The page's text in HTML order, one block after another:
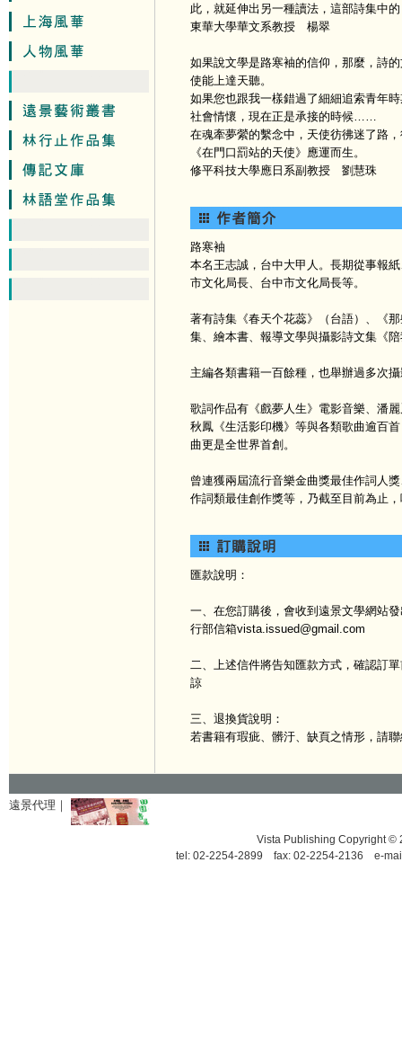
此，就延伸出另一種讀法，這部詩集中
東華大學華文系教授 楊翠
如果說文學是路寒袖的信仰，那麼，詩
使能上達天聽。
如果您也跟我一樣錯過了細細追索青年
社會情懷，現在正是承接的時候……
在魂牽夢縈的繫念中，天使彷彿迷了路
《在門口罰站的天使》應運而生。
修平科技大學應日系副教授 劉慧珠
路寒袖
本名王志誠，台中大甲人。長期從事報
市文化局長、台中市文化局長等。
著有詩集《春天个花蕊》（台語）、《
集、繪本書、報導文學與攝影詩文集《
主編各類書籍一百餘種，也舉辦過多次
歌詞作品有《戲夢人生》電影音樂、潘
秋鳳《生活影印機》等與各類歌曲逾百
曲更是全世界首創。
曾連獲兩屆流行音樂金曲獎最佳作詞人
作詞類最佳創作獎等，乃截至目前為止
匯款說明：
一、在您訂購後，會收到遠景文學網站
行部信箱vista.issued@gmail.com
二、上述信件將告知匯款方式，確認訂
諒
三、退換貨說明：
若書籍有瑕疵、髒汙、缺頁之情形，請
遠景代理｜
Vista Publishing Copyright ©
tel: 02-2254-2899 fax: 02-2254-2136 e-